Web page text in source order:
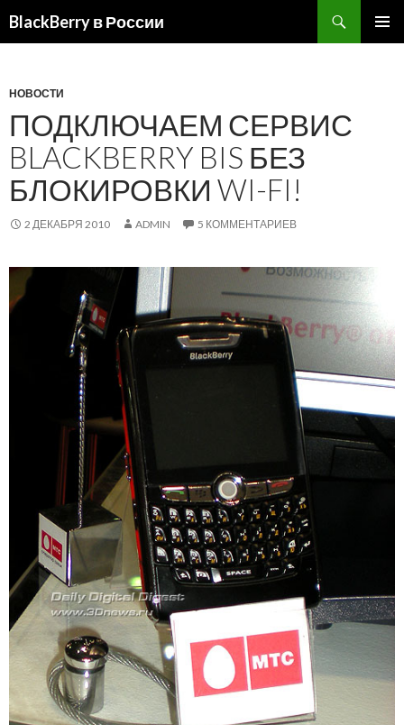
BlackBerry в России
НОВОСТИ
ПОДКЛЮЧАЕМ СЕРВИС
BLACKBERRY BIS БЕЗ
БЛОКИРОВКИ WI-FI!
2 ДЕКАБРЯ 2010 ADMIN 5 КОММЕНТАРИЕВ